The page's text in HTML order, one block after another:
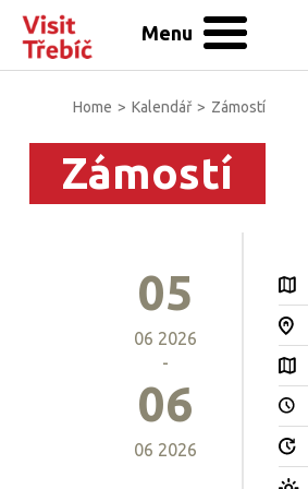
Menu
Home > Kalendář > Zámostí
Zámostí
05
06 2026
-
06
06 2026